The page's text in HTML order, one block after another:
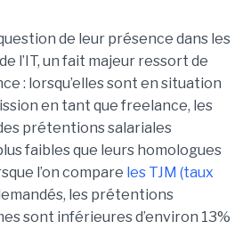
de leur présence dans les
l’IT, un fait majeur ressort de
: lorsqu’elles sont en situation
en tant que freelance, les
prétentions salariales
faibles que leurs homologues
l’on compare les TJM (taux
les prétentions
sont inférieures d’environ 13%